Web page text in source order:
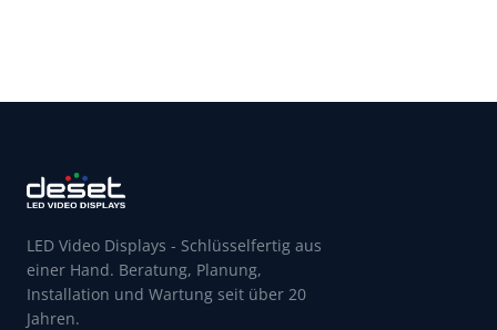
LED Video Displays - Schlüsselfertig aus
einer Hand. Beratung, Planung,
Installation und Wartung seit über 20
Jahren.